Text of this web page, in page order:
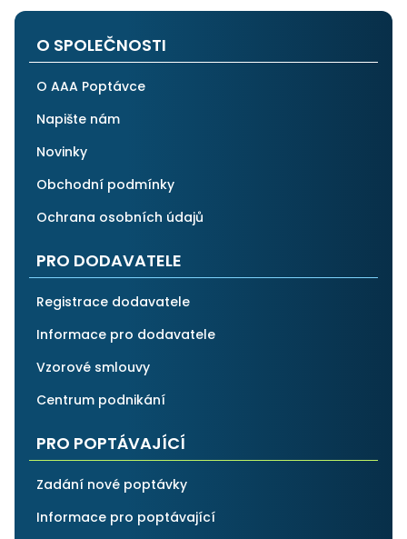
O SPOLEČNOSTI
O AAA Poptávce
Napište nám
Novinky
Obchodní podmínky
Ochrana osobních údajů
PRO DODAVATELE
Registrace dodavatele
Informace pro dodavatele
Vzorové smlouvy
Centrum podnikání
PRO POPTÁVAJÍCÍ
Zadání nové poptávky
Informace pro poptávající